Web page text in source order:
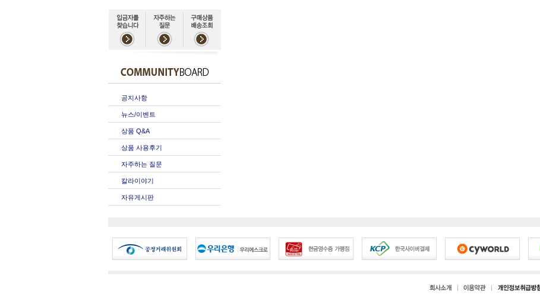
공지사항
뉴스/이벤트
상품 Q&A
상품 사용후기
자주하는 질문
칼라이야기
자유게시판